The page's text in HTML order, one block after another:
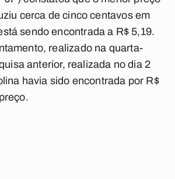
cerca de cinco centavos em
sendo encontrada a R$ 5,19.
realizado na quarta-
anterior, realizada no dia 2
havia sido encontrada por R$